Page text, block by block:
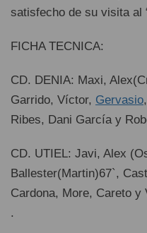
satisfecho de su visita al
FICHA TECNICA:
CD. DENIA: Maxi,
Garrido, Víctor, Gervasio
Ribes, Dani García y
CD. UTIEL: Javi, Alex
Ballester(Martin)67`,
Cardona, More, Careto
.